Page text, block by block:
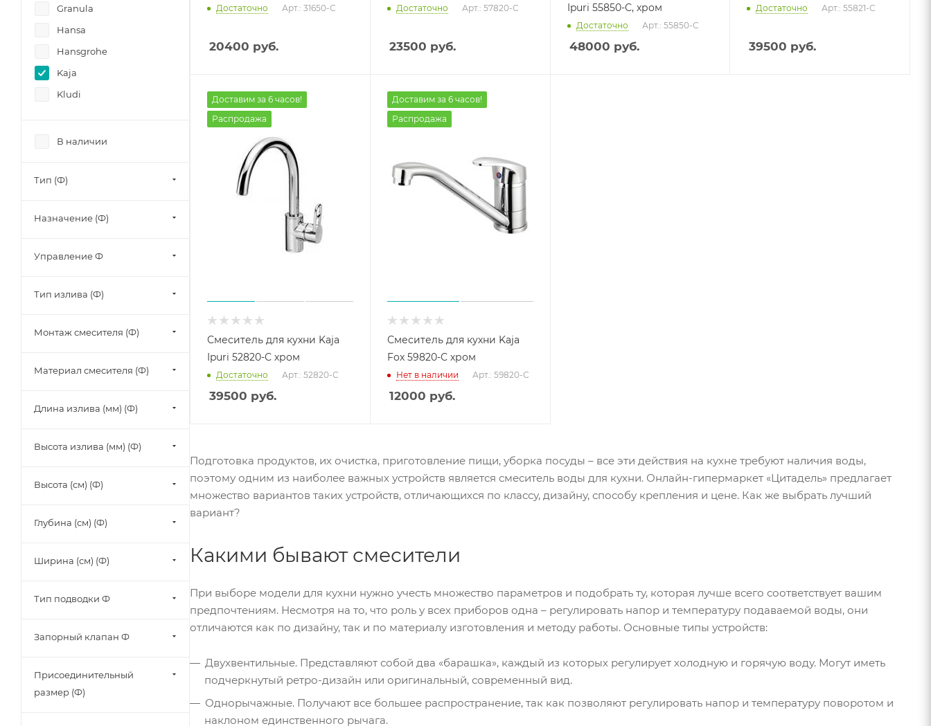
Достаточно Арт.: 31650-С
20400 руб.
Достаточно Арт.: 57820-С
23500 руб.
Ipuri 55850-С, хром
Достаточно Арт.: 55850-С
48000 руб.
Достаточно Арт.: 55821-C
39500 руб.
Доставим за 6 часов!
Распродажа
Смеситель для кухни Kaja
Ipuri 52820-С хром
Достаточно Арт.: 52820-С
39500 руб.
Доставим за 6 часов!
Распродажа
Смеситель для кухни Kaja
Fox 59820-С хром
Нет в наличии Арт.: 59820-С
12000 руб.
Подготовка продуктов, их очистка, приготовление пищи, уборка посуды – все эти действия на кухне требуют наличия воды,
поэтому одним из наиболее важных устройств является смеситель воды для кухни. Онлайн-гипермаркет «Цитадель» предлагает
множество вариантов таких устройств, отличающихся по классу, дизайну, способу крепления и цене. Как же выбрать лучший
вариант?
Какими бывают смесители
При выборе модели для кухни нужно учесть множество параметров и подобрать ту, которая лучше всего соответствует вашим
предпочтениям. Несмотря на то, что роль у всех приборов одна – регулировать напор и температуру подаваемой воды, они
отличаются как по дизайну, так и по материалу изготовления и методу работы. Основные типы устройств:
Двухвентильные. Представляют собой два «барашка», каждый из которых регулирует холодную и горячую воду. Могут иметь
подчеркнутый ретро-дизайн или оригинальный, современный вид.
Однорычажные. Получают все большее распространение, так как позволяют регулировать напор и температуру поворотом и
наклоном единственного рычага.
Granula
Hansa
Hansgrohe
Kaja
Kludi
В наличии
Тип (Ф)
Назначение (Ф)
Управление Ф
Тип излива (Ф)
Монтаж смесителя (Ф)
Материал смесителя (Ф)
Длина излива (мм) (Ф)
Высота излива (мм) (Ф)
Высота (см) (Ф)
Глубина (см) (Ф)
Ширина (см) (Ф)
Тип подводки Ф
Запорный клапан Ф
Присоединительный
размер (Ф)